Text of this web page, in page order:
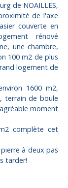
de NOAILLES,
de l'axe
couverte en
rénové
une chambre,
100 m2 de plus
logement de
1600 m2,
terrain de boule
moment
complète cet
à deux pas
tarder!